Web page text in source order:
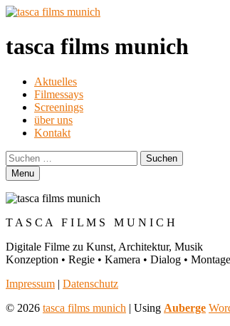
tasca films munich
Primary
Menu
Aktuelles
Filmessays
Screenings
über uns
Kontakt
Search
Suchen
nach:
Menu
T A S C A F I L M S M U N I C H
Digitale Filme zu Kunst, Architektur, Musik
Konzeption • Regie • Kamera • Dialog •
Footer
sidebar
Impressum | Datenschutz
© 2026 tasca films munich | Using Auberge